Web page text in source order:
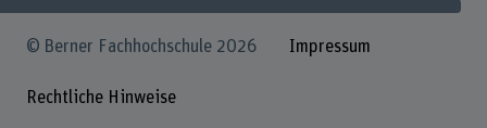
© Berner Fachhochschule 2026 Impressum
Rechtliche Hinweise